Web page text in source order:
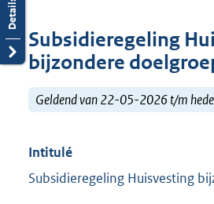
Subsidieregeling
bijzondere
Geldend van 22-05-2026 t/m
Intitulé
Subsidieregeling Huisvesting